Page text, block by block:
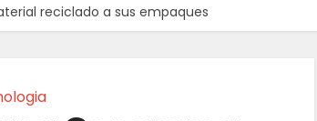
reciclado a sus empaques